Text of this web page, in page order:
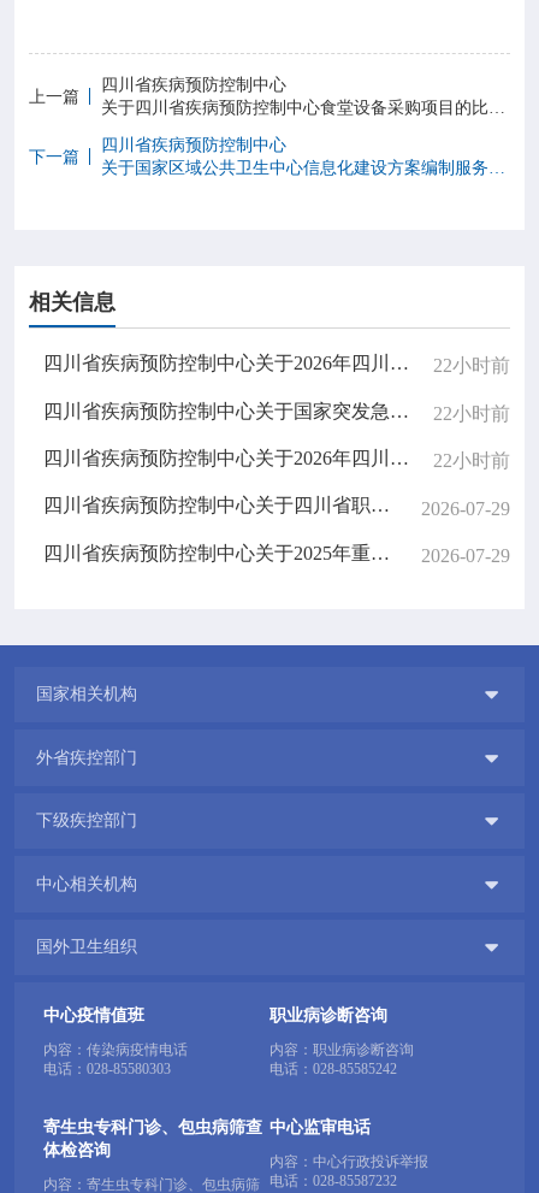
上一篇
四川省疾病预防控制中心
关于四川省疾病预防控制中心食堂设备采购项目的比选公告
下一篇
四川省疾病预防控制中心
关于国家区域公共卫生中心信息化建设方案编制服务的比选公告
相关信息
四川省疾病预防控制中心关于2026年四川省疾控中心重要信息系统密评服务的比选公告 22小时前
四川省疾病预防控制中心关于国家突发急性传染病防控队（四川）无人机采购的比选公告 22小时前
四川省疾病预防控制中心关于2026年四川省公共卫生医师规范化培训招生结果公示 22小时前
四川省疾病预防控制中心关于四川省职业病防治综合管理信息系统升级改造项目的邀请结果公告 2026-07-29
四川省疾病预防控制中心关于2025年重大公共卫生服务扩大国家免疫规划项目（中央财政转移支付资金）专项审计服务的比选结果公告 2026-07-29
国家相关机构 
外省疾控部门 
下级疾控部门 
中心相关机构 
国外卫生组织 
中心疫情值班
内容：传染病疫情电话
电话： 028-85580303
职业病诊断咨询
内容：职业病诊断咨询
电话： 028-85585242
寄生虫专科门诊、包虫病筛查
体检咨询
内容：寄生虫专科门诊、包虫病筛
中心监审电话
内容：中心行政投诉举报
电话： 028-85587232